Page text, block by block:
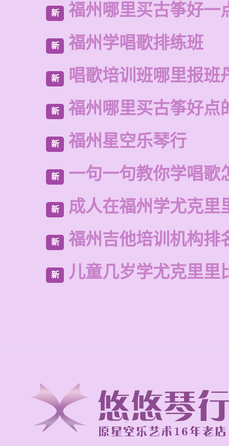
新 福州哪里买古筝好一
新 福州学唱歌排练班
新 唱歌培训班哪里报班
新 福州哪里买古筝好点
新 福州星空乐琴行
新 一句一句教你学唱歌
新 成人在福州学尤克里
新 福州吉他培训机构排
新 儿童几岁学尤克里里